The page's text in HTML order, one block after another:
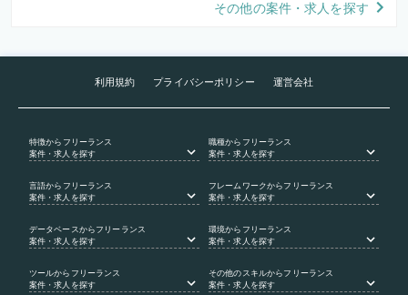
その他の案件・求人を探す
利用規約 プライバシーポリシー 運営会社
特徴からフリーランス
案件・求人を探す
職種からフリーランス
案件・求人を探す
言語からフリーランス
案件・求人を探す
フレームワークからフリーランス
案件・求人を探す
データベース からフリーランス
案件・求人を探す
環境からフリーランス
案件・求人を探す
ツールからフリーランス
案件・求人を探す
その他のスキルからフリーランス
案件・求人を探す